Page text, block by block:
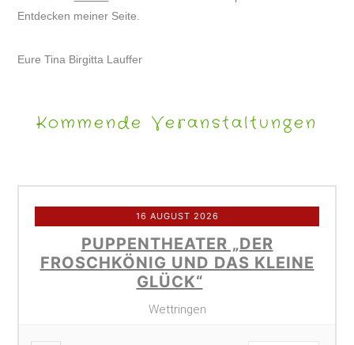
Entdecken meiner Seite.
Eure Tina Birgitta Lauffer
Kommende Veranstaltungen
16 AUGUST 2026
PUPPENTHEATER „DER
FROSCHKÖNIG UND DAS KLEINE
GLÜCK“
Wettringen